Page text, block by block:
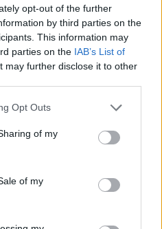
opt-out of the further
by third parties on the
This information may
parties on the IAB’s List of
may further disclose it to other
Opt Outs
of my
of my
φαίνεται να
Οισυμπεριφορές
αντιμετώπισης του
ή άβολων
της έντασης, της
της απογοήτευσης.